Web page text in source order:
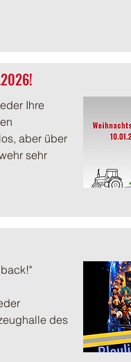
Ihre
aber über
sehr
des